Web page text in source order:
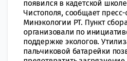
появился в кадетской
Чистополя, сообщает
Минэкологии РТ. Пункт
организовали по
поддержке экологов.
пальчиковой батарейки